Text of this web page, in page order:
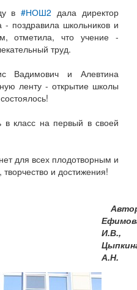
в#НОШ2 дала директор
поздравила школьников и
отметила, что учение -
труд.
Вадимович и Алевтина
ленту - открытие школы
в класс на первый в своей
для всех плодотворным и
и достижения!
И.В.,
А.Н.